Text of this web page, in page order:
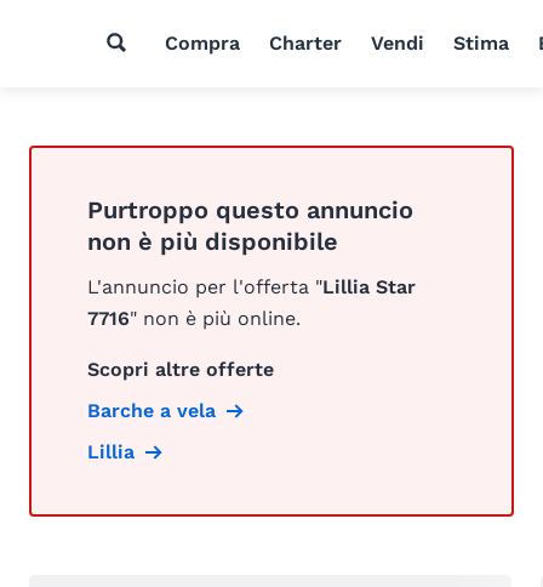
Compra Charter Vendi Stima
Purtroppo questo annuncio
non è più disponibile
L'annuncio per l'offerta "Lillia Star
7716" non è più online.
Scopri altre offerte
Barche a vela
Lillia